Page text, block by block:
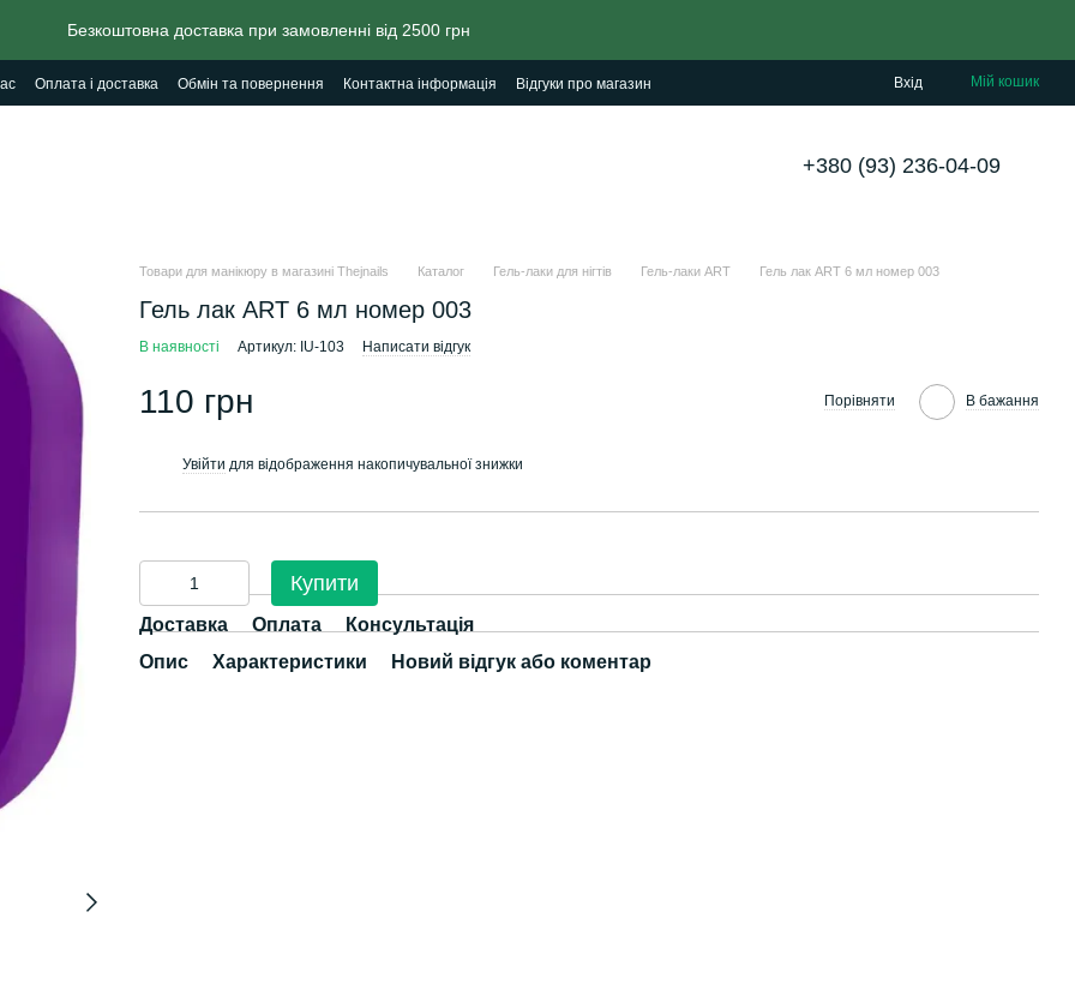
Безкоштовна доставка при замовленні від 2500 грн
Оплата і доставка Обмін та повернення Контактна інформація Відгуки про магазин Вхід Мій кошик
+380 (93) 236-04-09
Товари для манікюру в магазині Thejnails Каталог Гель-лаки для нігтів Гель-лаки ART Гель лак ART 6 мл номер 003
Гель лак ART 6 мл номер 003
В наявності Артикул: IU-103 Написати відгук
110 грн Порівняти В бажання
Увійти для відображення накопичувальної знижки
Купити
Доставка Оплата
Консультація
Опис
Характеристики Новий відгук або коментар